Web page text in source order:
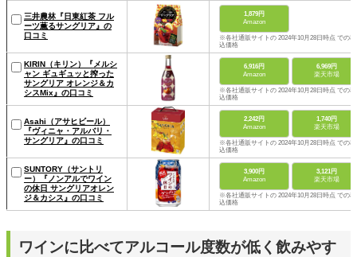
三井農林『日東紅茶 フル
ーツ薫るサングリア』の
口コミ
1,879円
Amazon
※各社通販サイトの 2024年10月28日時点 での税
込価格
KIRIN（キリン）『メルシ
ャン ギュギュッと搾った
サングリア オレンジ＆カ
シスMix』の口コミ
6,916円
Amazon
6,969円
楽天市場
※各社通販サイトの 2024年10月28日時点 での税
込価格
Asahi（アサヒビール）
『ヴィニャ・アルバリ・
サングリア』の口コミ
2,242円
Amazon
1,740円
楽天市場
※各社通販サイトの 2024年10月28日時点 での税
込価格
SUNTORY（サントリ
ー）『ノンアルでワイン
の休日 サングリアオレン
ジ＆カシス』の口コミ
3,900円
Amazon
3,121円
楽天市場
※各社通販サイトの 2024年10月28日時点 での税
込価格
ワインに比べてアルコール度数が低く飲みやす